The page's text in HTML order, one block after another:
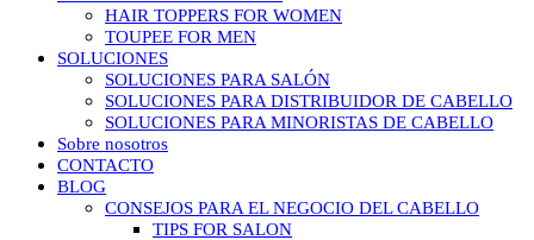
HAIR TOPPERS FOR WOMEN
TOUPEE FOR MEN
SOLUCIONES
SOLUCIONES PARA SALÓN
SOLUCIONES PARA DISTRIBUIDOR DE CABELLO
SOLUCIONES PARA MINORISTAS DE CABELLO
Sobre nosotros
CONTACTO
BLOG
CONSEJOS PARA EL NEGOCIO DEL CABELLO
TIPS FOR SALON